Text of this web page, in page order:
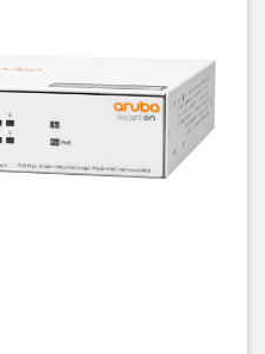
for improved network
for low power consumption
(5 and 8 port models)
On